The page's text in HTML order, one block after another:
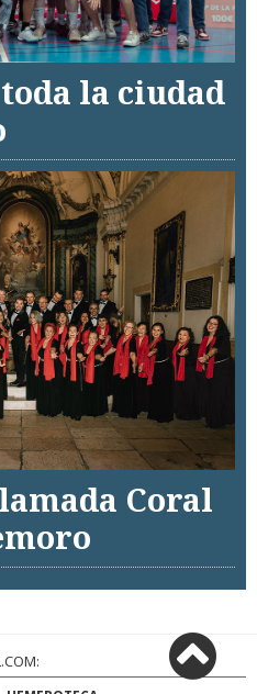
la ciudad
Coral